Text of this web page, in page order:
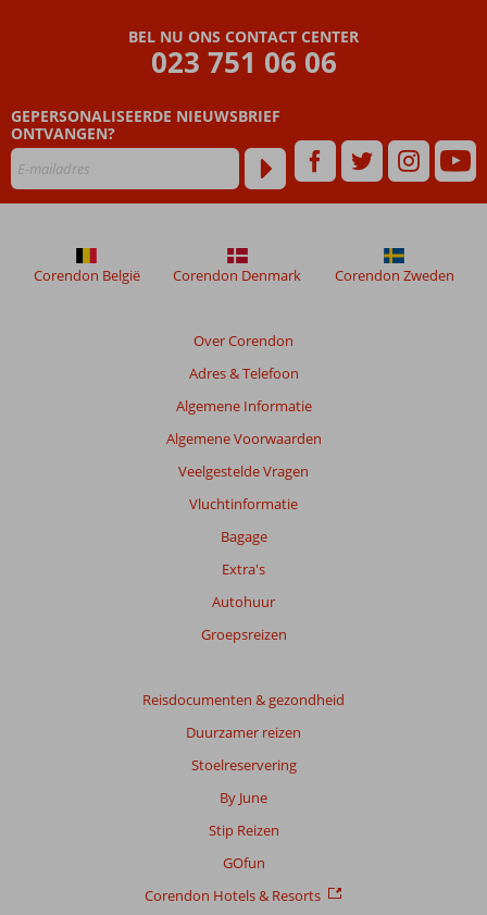
Beoordelingen
die
ouder
maanden
BEL NU ONS CONTACT CENTER
023 751 06 06
GEPERSONALISEERDE NIEUWSBRIEF
ONTVANGEN?
Over Corendon
Adres & Telefoon
Algemene Informatie
Algemene Voorwaarden
Veelgestelde Vragen
Vluchtinformatie
Bagage
Extra's
Autohuur
Groepsreizen
Reisdocumenten & gezondheid
Duurzamer reizen
Stoelreservering
By June
Stip Reizen
GOfun
Corendon Hotels & Resorts
Corendon België Corendon Denmark Corendon Zweden